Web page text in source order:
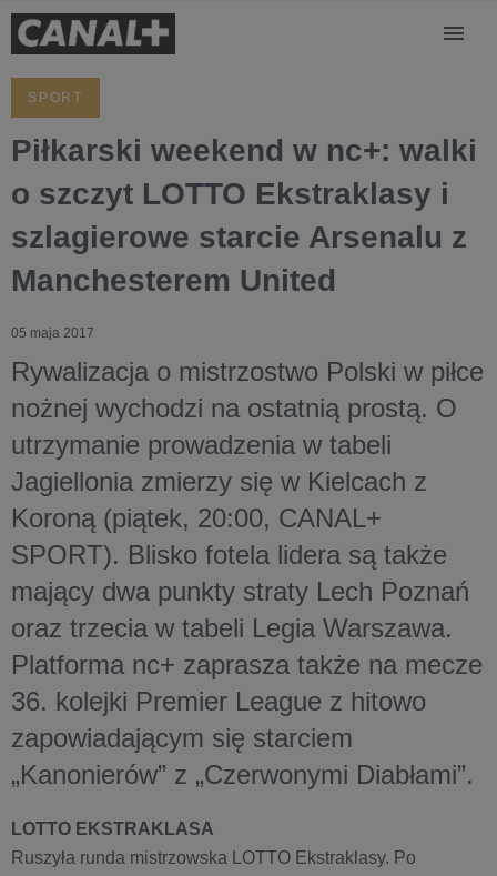
SPORT
Piłkarski weekend w nc+: walki
o szczyt LOTTO Ekstraklasy i
szlagierowe starcie Arsenalu z
Manchesterem United
05 maja 2017
Rywalizacja o mistrzostwo Polski w piłce
nożnej wychodzi na ostatnią prostą. O
utrzymanie prowadzenia w tabeli
Jagiellonia zmierzy się w Kielcach z
Koroną (piątek, 20:00, CANAL+
SPORT). Blisko fotela lidera są także
mający dwa punkty straty Lech Poznań
oraz trzecia w tabeli Legia Warszawa.
Platforma nc+ zaprasza także na mecze
36. kolejki Premier League z hitowo
zapowiadającym się starciem
„Kanonierów” z „Czerwonymi Diabłami”.
LOTTO EKSTRAKLASA
Ruszyła runda mistrzowska LOTTO Ekstraklasy. Po